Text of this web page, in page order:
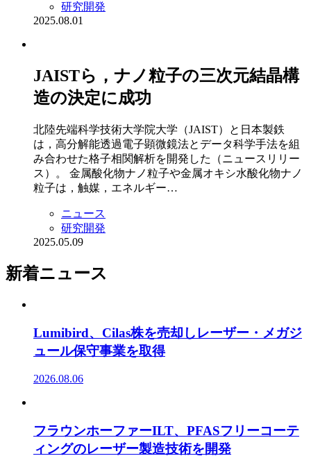
研究開発
2025.08.01
JAISTら，ナノ粒子の三次元結晶構
造の決定に成功
北陸先端科学技術大学院大学（JAIST）と日本製鉄
は，高分解能透過電子顕微鏡法とデータ科学手法を組
み合わせた格子相関解析を開発した（ニュースリリー
ス）。 金属酸化物ナノ粒子や金属オキシ水酸化物ナノ
粒子は，触媒，エネルギー…
ニュース
研究開発
2025.05.09
新着ニュース
Lumibird、Cilas株を売却しレーザー・メガジ
ュール保守事業を取得
2026.08.06
フラウンホーファーILT、PFASフリーコーテ
ィングのレーザー製造技術を開発